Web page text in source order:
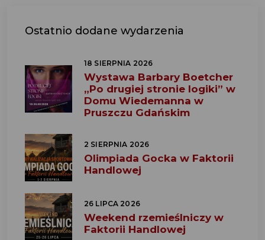
Ostatnio dodane wydarzenia
18 SIERPNIA 2026
Wystawa Barbary Boetcher
„Po drugiej stronie logiki” w
Domu Wiedemanna w
Pruszczu Gdańskim
2 SIERPNIA 2026
Olimpiada Gocka w Faktorii
Handlowej
26 LIPCA 2026
Weekend rzemieślniczy w
Faktorii Handlowej